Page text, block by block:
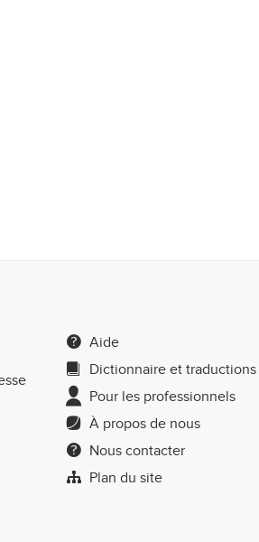
Aide
Dictionnaire et traductions
Pour les professionnels
À propos de nous
Nous contacter
Plan du site